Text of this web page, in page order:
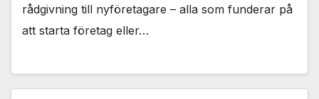
rådgivning till nyföretagare – alla som funderar på
att starta företag eller…